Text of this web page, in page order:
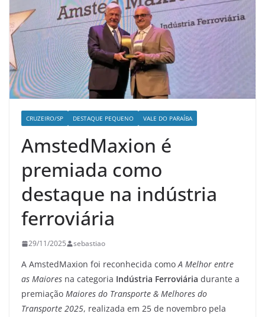
CRUZEIRO/SP DESTAQUE PEQUENO VALE DO PARAÍBA
AmstedMaxion é
premiada como
destaque na indústria
ferroviária
29/11/2025 sebastiao
A AmstedMaxion foi reconhecida comoA Melhor entre
as Maiores na categoria Indústria Ferroviária durante a
premiação Maiores do Transporte & Melhores do
Transporte 2025, realizada em 25 de novembro pela